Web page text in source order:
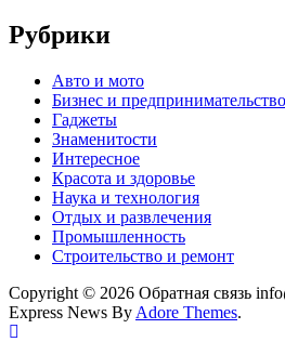
Рубрики
Авто и мото
Бизнес и предпринимательство
Гаджеты
Знаменитости
Интересное
Красота и здоровье
Наука и технология
Отдых и развлечения
Промышленность
Строительство и ремонт
Copyright © 2026 Обратная связь
Express News By Adore Themes.